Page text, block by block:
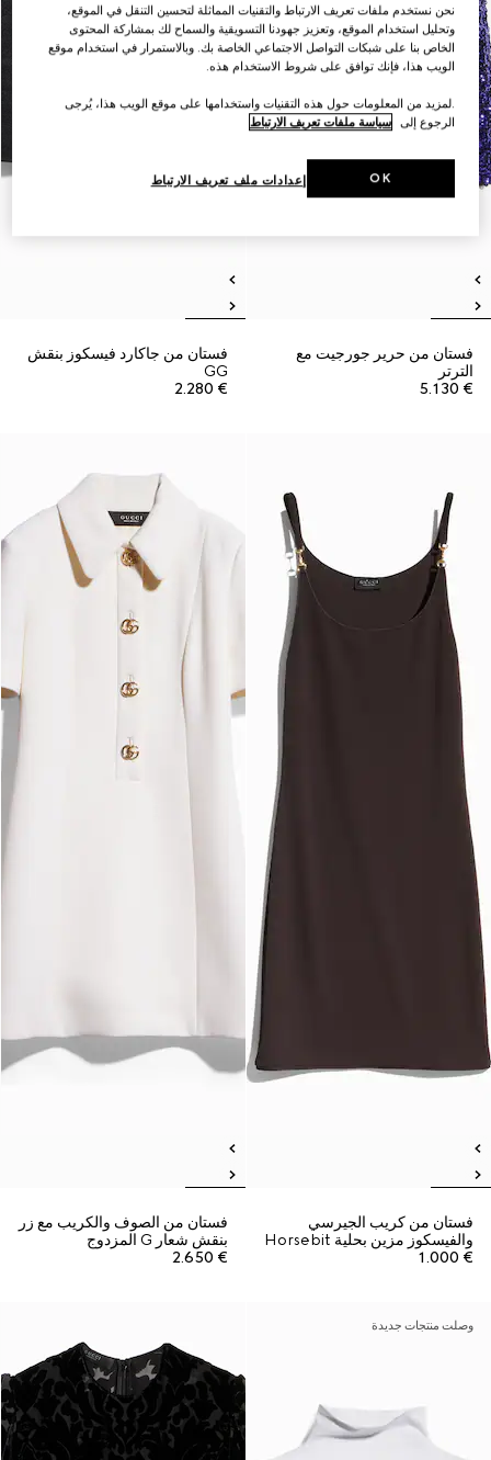
فستان من حرير جورجيت مع
الترتر
€ 5.130
فستان من جاكارد فيسكوز بنقش
GG
€ 2.280
فستان من كريب الجيرسي
والفيسكوز مزين بحلية Horsebit
€ 1.000
فستان من الصوف والكريب مع زر
بنقش شعار G المزدوج
€ 2.650
وصلت منتجات جديدة
نحن نستخدم ملفات تعريف الارتباط والتقنيات المماثلة لتحسين التنقل في الموقع،
وتحليل استخدام الموقع، وتعزيز جهودنا التسويقية والسماح لك بمشاركة المحتوى
الخاص بنا على شبكات التواصل الاجتماعي الخاصة بك. وبالاستمرار في استخدام موقع
الويب هذا، فإنك توافق على شروط الاستخدام هذه.
.لمزيد من المعلومات حول هذه التقنيات واستخدامها على موقع الويب هذا، يُرجى
الرجوع إلى سياسة ملفات تعريف الارتباط
إعدادات ملف تعريف الارتباط OK